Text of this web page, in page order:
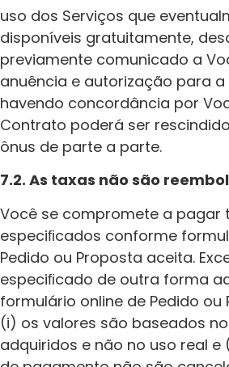
uso dos Serviços que
disponíveis gratuitamente,
previamente comunicado a
anuência e autorização para
havendo concordância por
Contrato poderá ser
ônus de parte a parte.
7.2. As taxas não são
Você se compromete a pagar
especiﬁcados conforme
Pedido ou Proposta aceita.
especiﬁcado de outra forma
formulário online de Pedido ou
(i) os valores são baseados
adquiridos e não no uso real